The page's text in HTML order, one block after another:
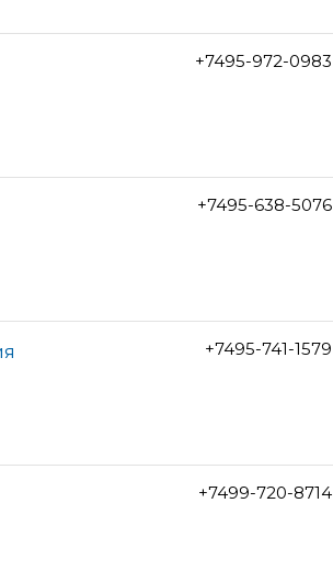
+7495-972-0983
+7495-638-5076
+7495-741-1579
+7499-720-8714